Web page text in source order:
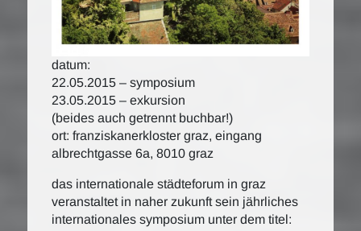
datum:
22.05.2015 – symposium
23.05.2015 – exkursion
(beides auch getrennt buchbar!)
ort: franziskanerkloster graz, eingang
albrechtgasse 6a, 8010 graz
das internationale städteforum in graz
veranstaltet in naher zukunft sein jährliches
internationales symposium unter dem titel: